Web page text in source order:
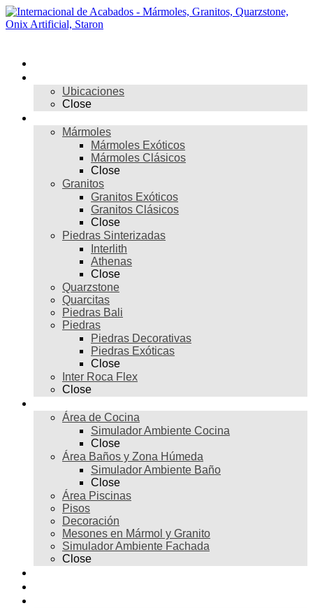
Skip
to
Ubicaciones
Close
Mármoles
Mármoles Exóticos
Mármoles Clásicos
Close
Granitos
Granitos Exóticos
Granitos Clásicos
Close
Piedras Sinterizadas
Interlith
Athenas
Close
Quarzstone
Quarcitas
Piedras Bali
Piedras
Piedras Decorativas
Piedras Exóticas
Close
Inter Roca Flex
Close
Área de Cocina
Simulador Ambiente Cocina
Close
Área Baños y Zona Húmeda
Simulador Ambiente Baño
Close
Área Piscinas
Pisos
Decoración
Mesones en Mármol y Granito
Simulador Ambiente Fachada
Close